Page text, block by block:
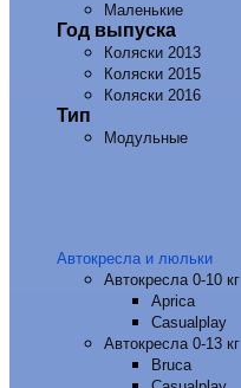
Маленькие
Год выпуска
Коляски 2013
Коляски 2015
Коляски 2016
Тип
Модульные
Автокресла и люльки
Автокресла 0-10 кг
Aprica
Casualplay
Автокресла 0-13 кг
Bruca